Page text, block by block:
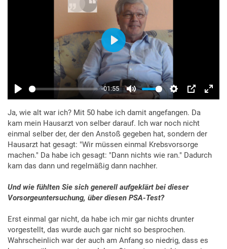
Ja, wie alt war ich? Mit 50 habe ich damit angefangen. Da
kam mein Hausarzt von selber darauf. Ich war noch nicht
einmal selber der, der den Anstoß gegeben hat, sondern der
Hausarzt hat gesagt: "Wir müssen einmal Krebsvorsorge
machen." Da habe ich gesagt: "Dann nichts wie ran." Dadurch
kam das dann und regelmäßig dann nachher.
Und wie fühlten Sie sich generell aufgeklärt bei dieser
Vorsorgeuntersuchung, über diesen PSA-Test?
Erst einmal gar nicht, da habe ich mir gar nichts drunter
vorgestellt, das wurde auch gar nicht so besprochen.
Wahrscheinlich war der auch am Anfang so niedrig, dass es